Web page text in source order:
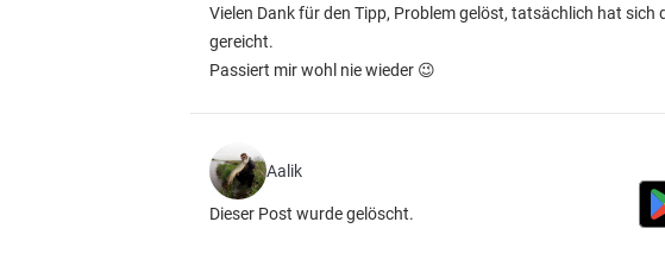
Vielen Dank für den Tipp, Problem gelöst, tatsächlich hat
gereicht.
Passiert mir wohl nie wieder 😉
Aalik
Dieser Post wurde gelöscht.